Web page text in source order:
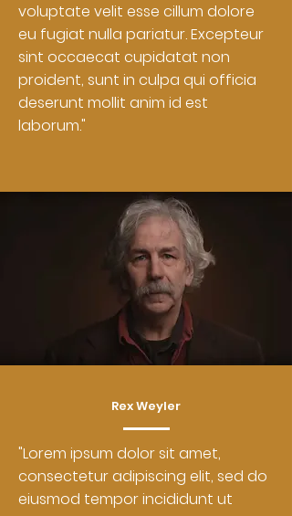
voluptate velit esse cillum dolore
eu fugiat nulla pariatur. Excepteur
sint occaecat cupidatat non
proident, sunt in culpa qui officia
deserunt mollit anim id est
laborum."
Rex Weyler
"Lorem ipsum dolor sit amet,
consectetur adipiscing elit, sed do
eiusmod tempor incididunt ut